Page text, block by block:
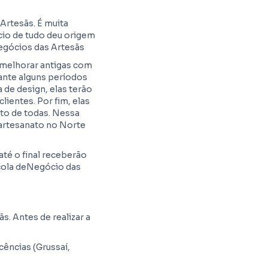
É muita
de tudo deu origem
das Artesãs
antigas com
alguns períodos
design, elas terão
Por fim, elas
de todas. Nessa
no Norte
o final receberão
deNegócio das
Antes de realizar a
(Grussaí,